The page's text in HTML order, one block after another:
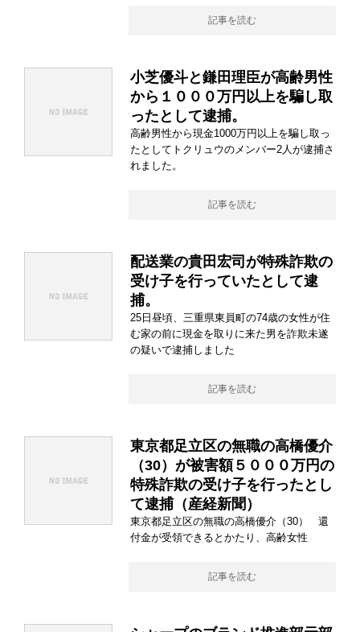
記事を読む
小芝優斗と鎌田理臣が高齢男性
から１０００万円以上を騙し取
ったとして逮捕。
高齢男性から現金1000万円以上を騙し取っ
たとしてトクリュウのメンバー2人が逮捕さ
れました。
記事を読む
配送業の貴田宏司が特殊詐欺の
受け子を行っていたとして逮
捕。
25日昼頃、三重県東員町の74歳の女性が住
む家の前に現金を取りに来た男を詐欺未遂
の疑いで逮捕しました
記事を読む
東京都足立区の無職の高橋優介
（30）が被害額５０００万円の
特殊詐欺の受け子を行ったとし
て逮捕（産経新聞）
東京都足立区の無職の高橋優介（30） 還
付金が受領できるとかたり、高齢女性
記事を読む